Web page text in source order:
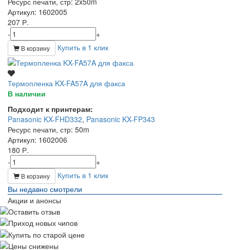
Артикул: 1602005
207 Р.
-
+
В корзину Купить в 1 клик
Термопленка KX-FA57A для факса
В наличии
Подходит к принтерам:
Panasonic KX-FHD332, Panasonic KX-FP343
Ресурс печати, стр: 50m
Артикул: 1602006
180 Р.
-
+
В корзину
Купить в 1 клик
Вы недавно смотрели
Акции и анонсы